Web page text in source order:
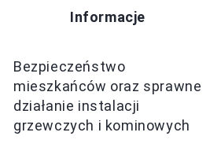
Informacje
Bezpieczeństwo
mieszkańców oraz sprawne
działanie instalacji
grzewczych i kominowych